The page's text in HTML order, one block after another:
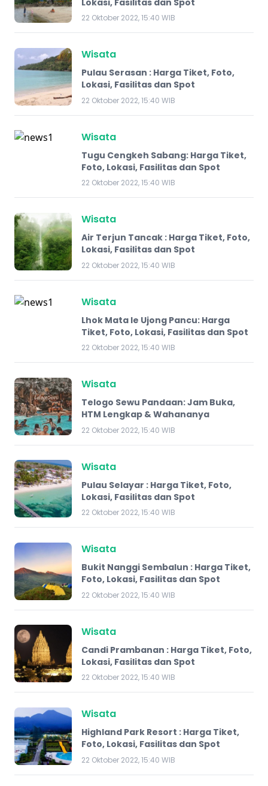
22 Oktober 2022, 15:40 WIB
Wisata
Pulau Serasan : Harga Tiket, Foto,
Lokasi, Fasilitas dan Spot
22 Oktober 2022, 15:40 WIB
Wisata
Tugu Cengkeh Sabang: Harga Tiket,
Foto, Lokasi, Fasilitas dan Spot
22 Oktober 2022, 15:40 WIB
Wisata
Air Terjun Tancak : Harga Tiket, Foto,
Lokasi, Fasilitas dan Spot
22 Oktober 2022, 15:40 WIB
Wisata
Lhok Mata Ie Ujong Pancu: Harga
Tiket, Foto, Lokasi, Fasilitas dan Spot
22 Oktober 2022, 15:40 WIB
Wisata
Telogo Sewu Pandaan: Jam Buka,
HTM Lengkap & Wahananya
22 Oktober 2022, 15:40 WIB
Wisata
Pulau Selayar : Harga Tiket, Foto,
Lokasi, Fasilitas dan Spot
22 Oktober 2022, 15:40 WIB
Wisata
Bukit Nanggi Sembalun : Harga Tiket,
Foto, Lokasi, Fasilitas dan Spot
22 Oktober 2022, 15:40 WIB
Wisata
Candi Prambanan : Harga Tiket, Foto,
Lokasi, Fasilitas dan Spot
22 Oktober 2022, 15:40 WIB
Wisata
Highland Park Resort : Harga Tiket,
Foto, Lokasi, Fasilitas dan Spot
22 Oktober 2022, 15:40 WIB